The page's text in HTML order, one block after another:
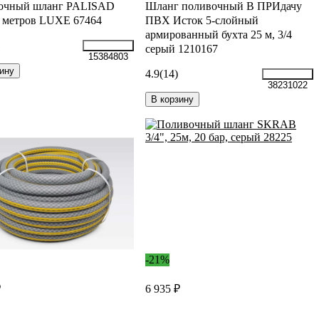
шланг PALISAD
LUXE 67464
15384803
Шланг поливочный В ПРИдачу
ПВХ Исток 5-слойный
армированный бухта 25 м, 3/4
серый 1210167
4.9(14)
38231022
В корзину
-21%
6 935 ₽